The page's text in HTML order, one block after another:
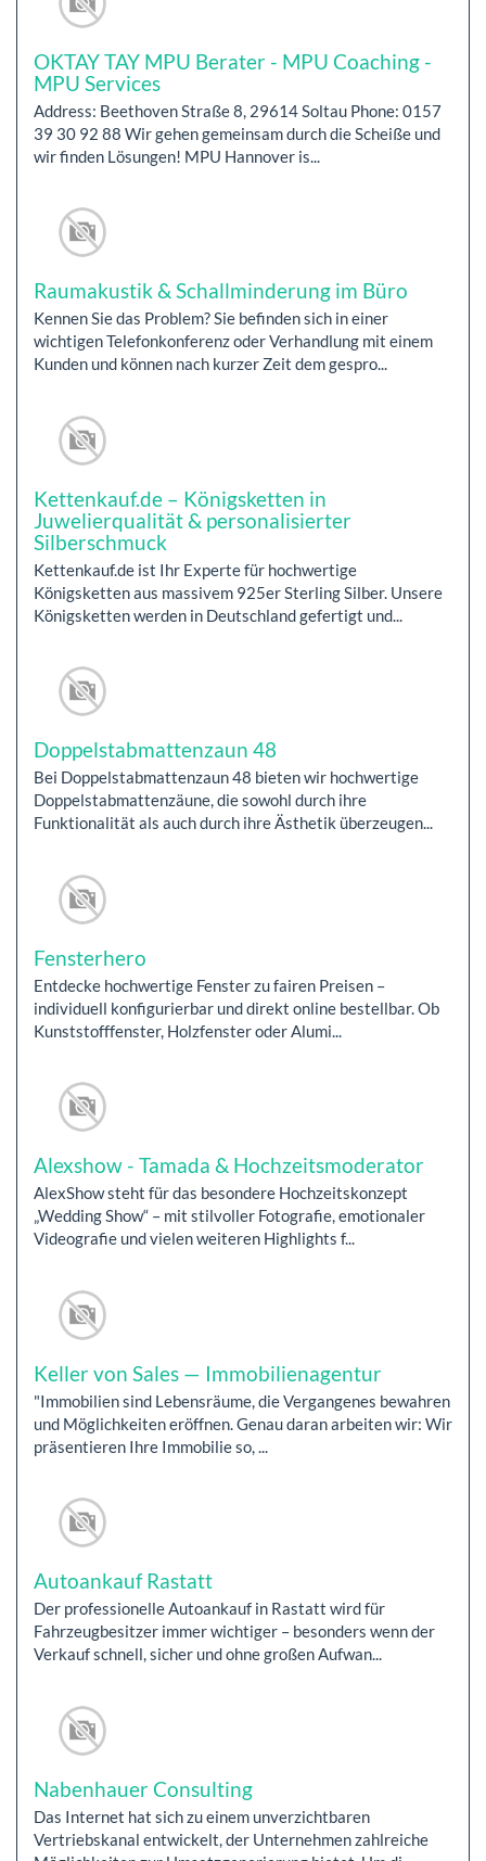
OKTAY TAY MPU Berater - MPU Coaching -
MPU Services
Address: Beethoven Straße 8, 29614 Soltau Phone: 0157
39 30 92 88 Wir gehen gemeinsam durch die Scheiße und
wir finden Lösungen! MPU Hannover is...
Raumakustik & Schallminderung im Büro
Kennen Sie das Problem? Sie befinden sich in einer
wichtigen Telefonkonferenz oder Verhandlung mit einem
Kunden und können nach kurzer Zeit dem gespro...
Kettenkauf.de – Königsketten in
Juwelierqualität & personalisierter
Silberschmuck
Kettenkauf.de ist Ihr Experte für hochwertige
Königsketten aus massivem 925er Sterling Silber. Unsere
Königsketten werden in Deutschland gefertigt und...
Doppelstabmattenzaun 48
Bei Doppelstabmattenzaun 48 bieten wir hochwertige
Doppelstabmattenzäune, die sowohl durch ihre
Funktionalität als auch durch ihre Ästhetik überzeugen...
Fensterhero
Entdecke hochwertige Fenster zu fairen Preisen –
individuell konfigurierbar und direkt online bestellbar. Ob
Kunststofffenster, Holzfenster oder Alumi...
Alexshow - Tamada & Hochzeitsmoderator
AlexShow steht für das besondere Hochzeitskonzept
„Wedding Show“ – mit stilvoller Fotografie, emotionaler
Videografie und vielen weiteren Highlights f...
Keller von Sales — Immobilienagentur
"Immobilien sind Lebensräume, die Vergangenes bewahren
und Möglichkeiten eröffnen. Genau daran arbeiten wir: Wir
präsentieren Ihre Immobilie so, ...
Autoankauf Rastatt
Der professionelle Autoankauf in Rastatt wird für
Fahrzeugbesitzer immer wichtiger – besonders wenn der
Verkauf schnell, sicher und ohne großen Aufwan...
Nabenhauer Consulting
Das Internet hat sich zu einem unverzichtbaren
Vertriebskanal entwickelt, der Unternehmen zahlreiche